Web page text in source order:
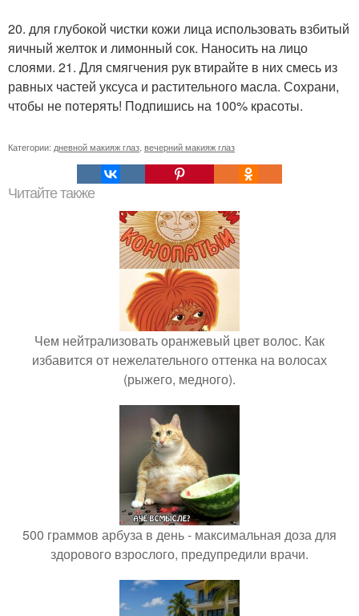
20. для глубокой чистки кожи лица использовать взбитый
яичный желток и лимонный сок. Наносить на лицо
слоями. 21. Для смягчения рук втирайте в них смесь из
равных частей уксуса и растительного масла. Сохрани,
чтобы не потерять! Подпишись на 100% красоты.
Категории: дневной макияж глаз вечерний макияж глаз
Читайте также
Чем нейтрализовать оранжевый цвет волос. Как
избавится от нежелательного оттенка на волосах
(рыжего, медного).
500 граммов арбуза в день - максимальная доза для
здорового взрослого, предупредили врачи.